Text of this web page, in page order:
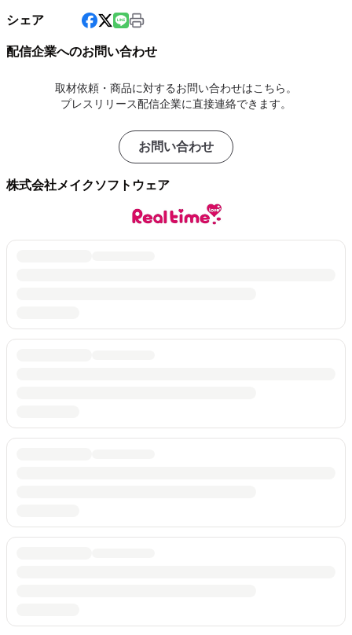
シェア
配信企業へのお問い合わせ
取材依頼・商品に対するお問い合わせはこちら。
プレスリリース配信企業に直接連絡できます。
お問い合わせ
株式会社メイクソフトウェア